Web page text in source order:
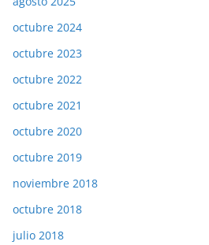
octubre 2024
octubre 2023
octubre 2022
octubre 2021
octubre 2020
octubre 2019
noviembre 2018
octubre 2018
julio 2018